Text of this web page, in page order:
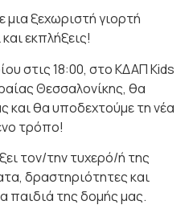
ξεχωριστή γιορτή
εκπλήξεις!
στις 18:00, στο ΚΔΑΠ Kids
Θεσσαλονίκης, θα
και θα υποδεχτούμε τη νέα
τρόπο!
τον/την τυχερό/ή της
δραστηριότητες και
παιδιά της δομής μας.